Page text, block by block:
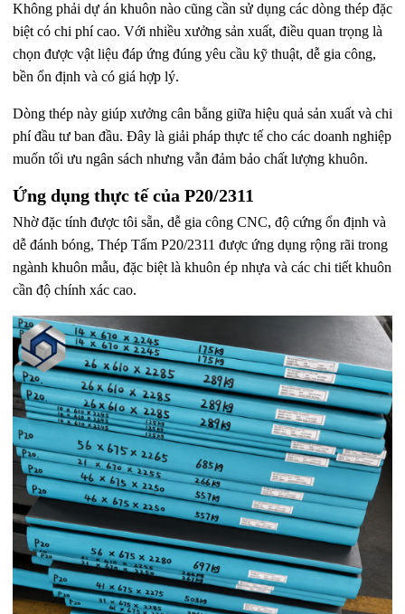
Không phải dự án khuôn nào cũng cần sử dụng các dòng thép đặc
biệt có chi phí cao. Với nhiều xưởng sản xuất, điều quan trọng là
chọn được vật liệu đáp ứng đúng yêu cầu kỹ thuật, dễ gia công,
bền ổn định và có giá hợp lý.
Dòng thép này giúp xưởng cân bằng giữa hiệu quả sản xuất và chi
phí đầu tư ban đầu. Đây là giải pháp thực tế cho các doanh nghiệp
muốn tối ưu ngân sách nhưng vẫn đảm bảo chất lượng khuôn.
Ứng dụng thực tế của P20/2311
Nhờ đặc tính được tôi sẵn, dễ gia công CNC, độ cứng ổn định và
dễ đánh bóng, Thép Tấm P20/2311 được ứng dụng rộng rãi trong
ngành khuôn mẫu, đặc biệt là khuôn ép nhựa và các chi tiết khuôn
cần độ chính xác cao.